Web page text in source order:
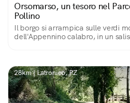
Orsomarso, un tesoro nel
Pollino
Il borgo si arrampica sulle verdi
dell'Appennino calabro, in un
28km | Latronico, PZ